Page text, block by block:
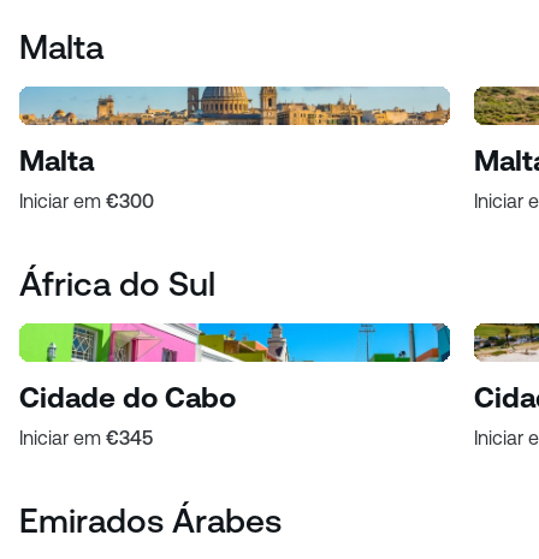
Malta
Malta
Iniciar em €300 Iniciar
África do Sul
Cidade do Cabo
Iniciar em €345 Iniciar
Emirados Árabes